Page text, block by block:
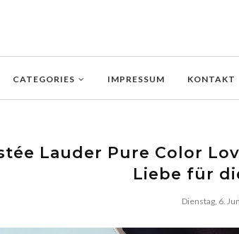
CATEGORIES IMPRESSUM KONTAKT
Lauder Pure Color
Liebe für
Dienstag, 6.